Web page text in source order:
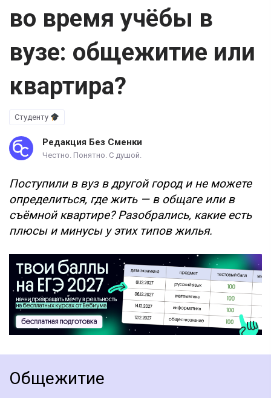
во время учёбы в
вузе: общежитие или
квартира?
Студенту
Редакция Без Сменки
Честно. Понятно. С душой.
Поступили в вуз в другой город и не можете
определиться, где жить — в общаге или в
съёмной квартире? Разобрались, какие есть
плюсы и минусы у этих типов жилья.
Общежитие